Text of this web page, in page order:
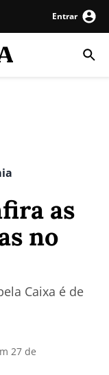
Entrar
as
no
Caixa é de
27 de